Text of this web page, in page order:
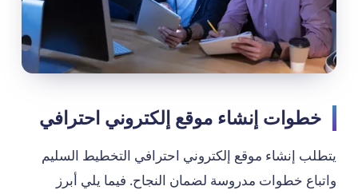
خطوات إنشاء موقع إلكتروني احترافي
يتطلب إنشاء موقع إلكتروني احترافي التخطيط السليم
واتباع خطوات مدروسة لضمان النجاح. فيما يلي أبرز